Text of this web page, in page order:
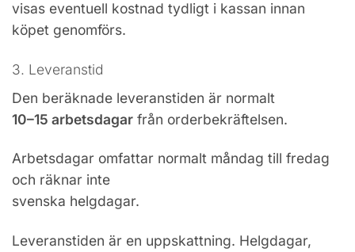
visas eventuell kostnad tydligt i kassan innan
köpet genomförs.
3. Leveranstid
Den beräknade leveranstiden är normalt
10–15 arbetsdagar från orderbekräftelsen.
Arbetsdagar omfattar normalt måndag till fredag
och räknar inte
svenska helgdagar.
Leveranstiden är en uppskattning. Helgdagar,